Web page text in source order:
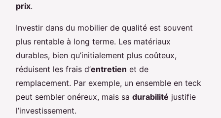
prix.
Investir dans du mobilier de qualité est souvent
plus rentable à long terme. Les matériaux
durables, bien qu’initialement plus coûteux,
réduisent les frais d’entretien et de
remplacement. Par exemple, un ensemble en teck
peut sembler onéreux, mais sa durabilité justifie
l’investissement.